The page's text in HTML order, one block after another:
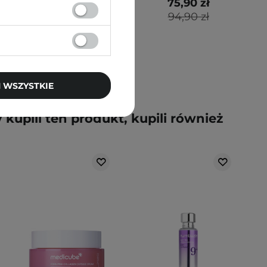
89,90 zł
67,40 zł
94,90 zł
75,90 zł
kupili ten produkt, kupili również